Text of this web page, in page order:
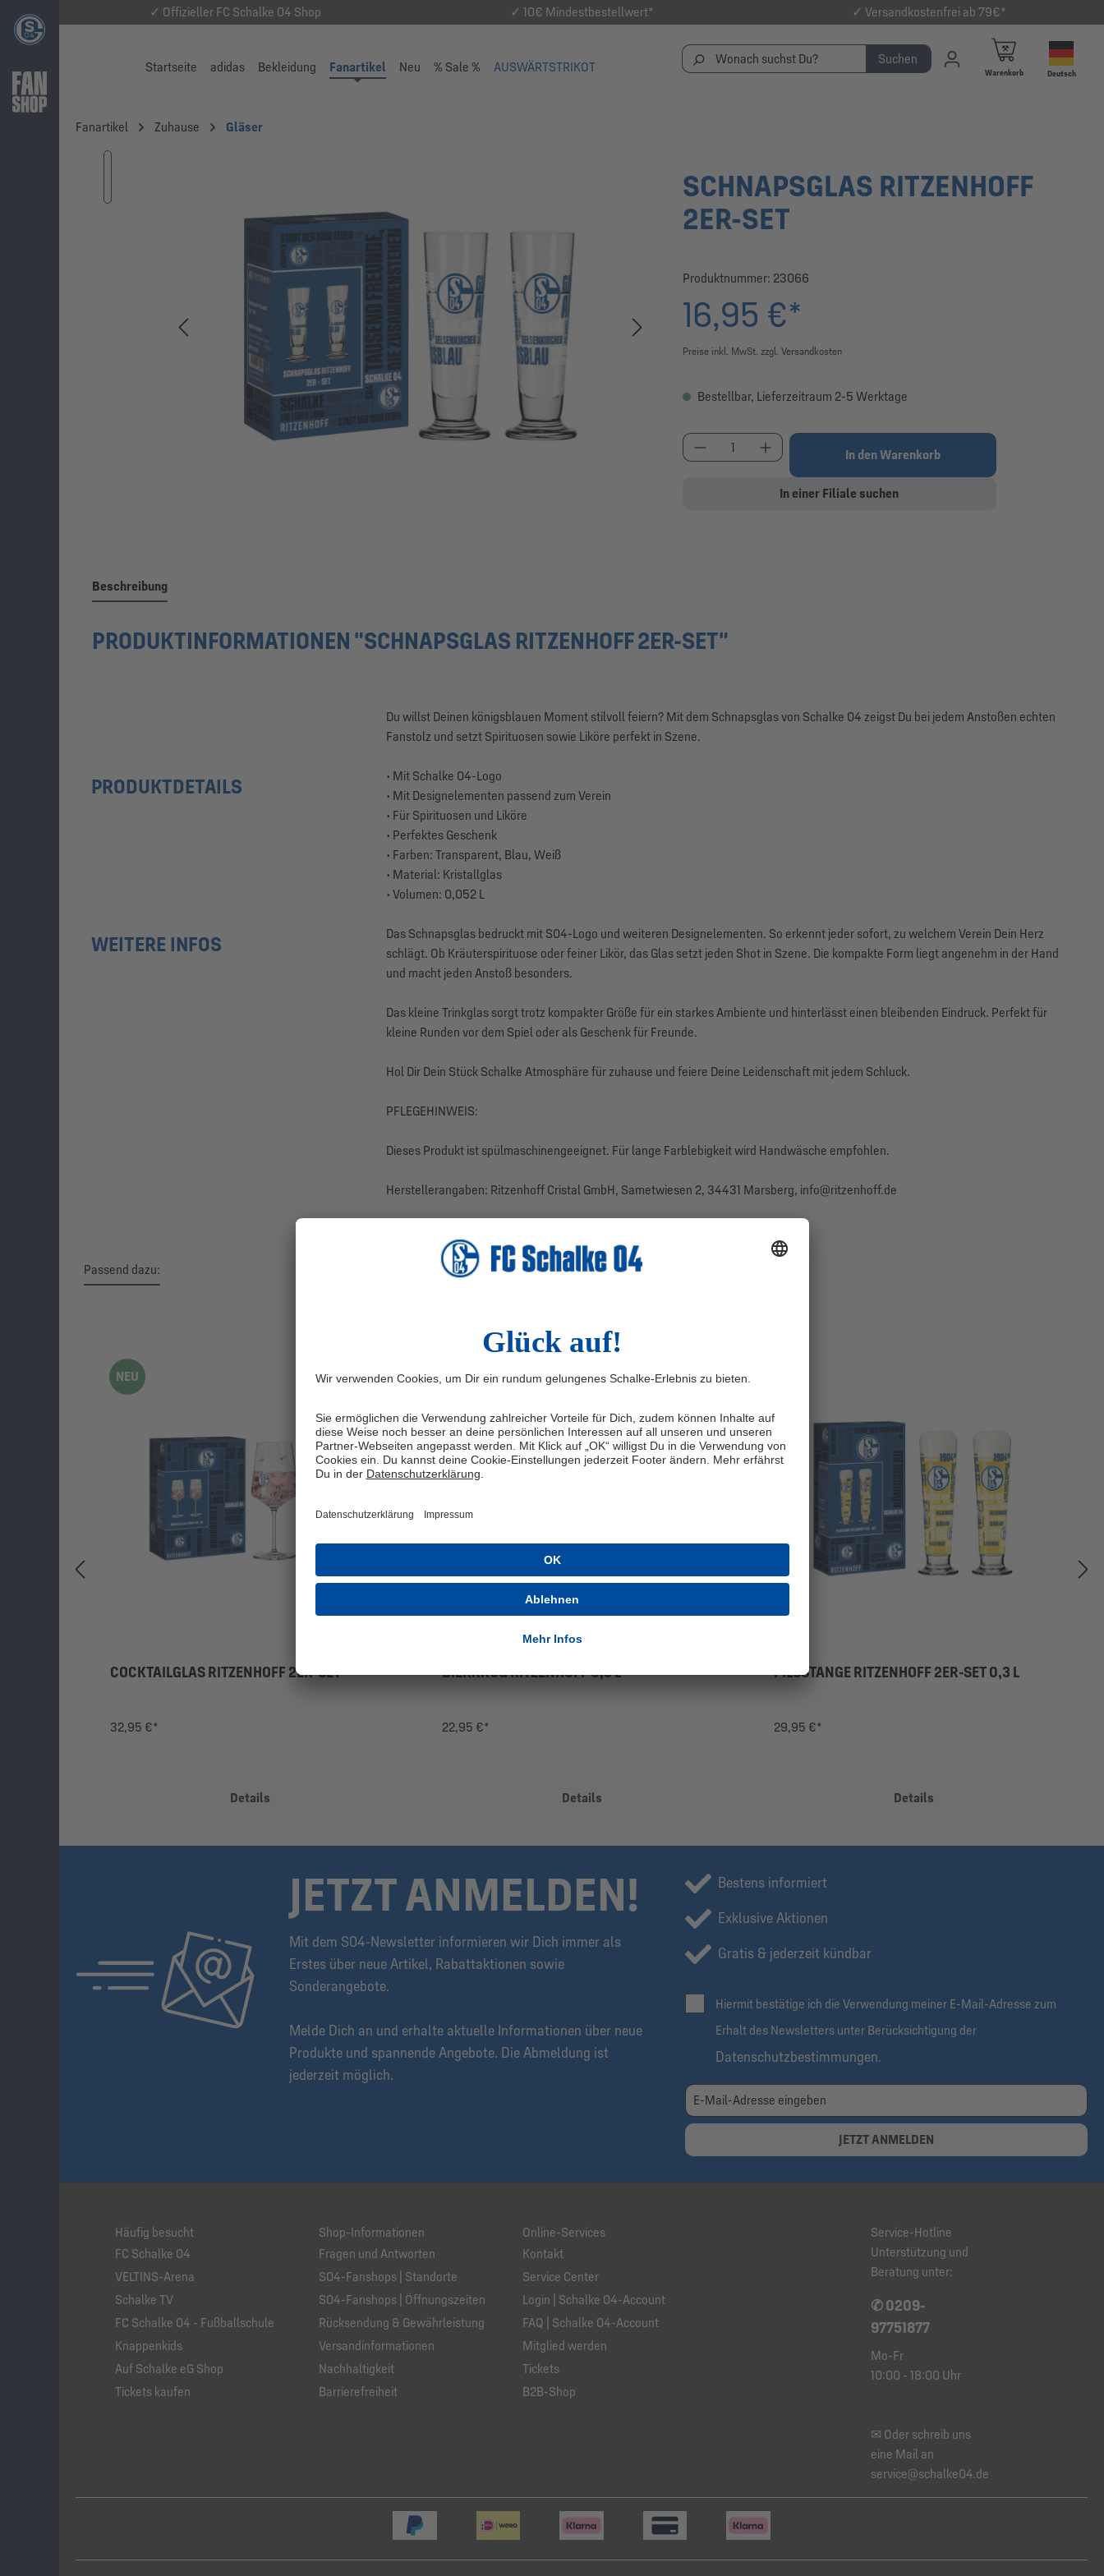
✓ Offizieller FC Schalke 04 Shop ✓ 10€ Mindestbestellwert* ✓ Versandkostenfrei ab 79€*
Startseite adidas Bekleidung Fanartikel Neu % Sale % AUSWÄRTSTRIKOT
Suchen
Warenkorb Deutsch
Fanartikel Zuhause Gläser
Bildergalerie überspringen
SCHNAPSGLAS RITZENHOFF
2ER-SET
Produktnummer: 23066
16,95 €*
Preise inkl. MwSt. zzgl. Versandkosten
Bestellbar, Lieferzeitraum 2-5 Werktage
Produkt Anzahl: Gib den gewünschten Wert ein oder
In den Warenkorb
In einer Filiale suchen
Beschreibung
PRODUKTINFORMATIONEN "SCHNAPSGLAS RITZENHOFF 2ER-SET"
Du willst Deinen königsblauen Moment stilvoll feiern? Mit dem Schnapsglas von Schalke 04 zeigst Du bei jedem Anstoßen echten
Fanstolz und setzt Spirituosen sowie Liköre perfekt in Szene.
PRODUKTDETAILS
• Mit Schalke 04-Logo
• Mit Designelementen passend zum Verein
• Für Spirituosen und Liköre
• Perfektes Geschenk
• Farben: Transparent, Blau, Weiß
• Material: Kristallglas
• Volumen: 0,052 L
WEITERE INFOS
Das Schnapsglas bedruckt mit S04-Logo und weiteren Designelementen. So erkennt jeder sofort, zu welchem Verein Dein Herz
schlägt. Ob Kräuterspirituose oder feiner Likör, das Glas setzt jeden Shot in Szene. Die kompakte Form liegt angenehm in der Hand
und macht jeden Anstoß besonders.
Das kleine Trinkglas sorgt trotz kompakter Größe für ein starkes Ambiente und hinterlässt einen bleibenden Eindruck. Perfekt für
kleine Runden vor dem Spiel oder als Geschenk für Freunde.
Hol Dir Dein Stück Schalke Atmosphäre für zuhause und feiere Deine Leidenschaft mit jedem Schluck.
PFLEGEHINWEIS:
Dieses Produkt ist spülmaschinengeeignet. Für lange Farblebigkeit wird Handwäsche empfohlen.
Herstellerangaben: Ritzenhoff Cristal GmbH, Sametwiesen 2, 34431 Marsberg, info@ritzenhoff.de
Passend dazu:
NEU
COCKTAILGLAS RITZENHOFF 2ER-SET
32,95 €*
Details
NEU
BIERKRUG RITZENHOFF 0,5 L
22,95 €*
Details
PILSSTANGE RITZENHOFF 2ER-SET 0,3 L
29,95 €*
Details
JETZT ANMELDEN!
Mit dem S04-Newsletter informieren wir Dich immer als
Erstes über neue Artikel, Rabattaktionen sowie
Sonderangebote.
Melde Dich an und erhalte aktuelle Informationen über neue
Produkte und spannende Angebote. Die Abmeldung ist
jederzeit möglich.
Bestens informiert
Exklusive Aktionen
Gratis & jederzeit kündbar
Hiermit bestätige ich die Verwendung meiner E-Mail-Adresse zum
Erhalt des Newsletters unter Berücksichtigung der
Datenschutzbestimmungen.
JETZT ANMELDEN
Häufig besucht
FC Schalke 04
VELTINS-Arena
Schalke TV
FC Schalke 04 - Fußballschule
Knappenkids
Auf Schalke eG Shop
Tickets kaufen
Shop-Informationen
Fragen und Antworten
S04-Fanshops | Standorte
S04-Fanshops | Öffnungszeiten
Rücksendung & Gewährleistung
Versandinformationen
Nachhaltigkeit
Barrierefreiheit
Online-Services
Kontakt
Service Center
Login | Schalke 04-Account
FAQ | Schalke 04-Account
Mitglied werden
Tickets
B2B-Shop
Service-Hotline
Unterstützung und
Beratung unter:
✆ 0209-
97751877
Mo-Fr
10:00 - 18:00 Uhr
✉ Oder schreib uns
eine Mail an
service@schalke04.de